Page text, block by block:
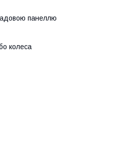
панеллю
колеса